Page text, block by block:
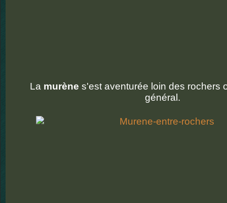
La murène s'est aventurée loin des rochers
général.